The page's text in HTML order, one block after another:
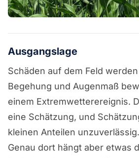
Ausgangslage
Schäden auf dem Feld
Begehung und Augenmaß
einem Extremwetterereignis.
eine Schätzung, und
kleinen Anteilen unzuverlässig.
Genau dort hängt aber etwas